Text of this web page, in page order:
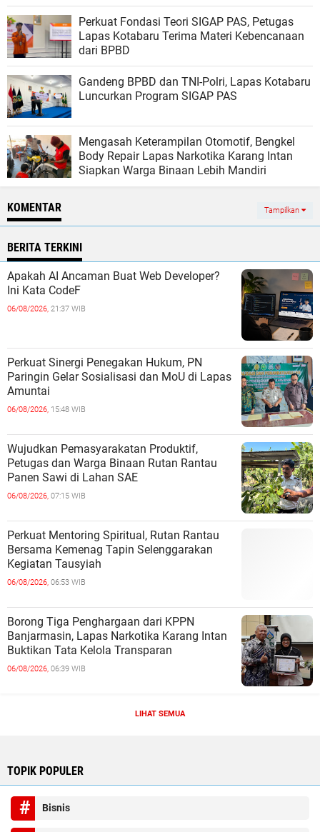
Perkuat Fondasi Teori SIGAP PAS, Petugas
Lapas Kotabaru Terima Materi Kebencanaan
dari BPBD
Gandeng BPBD dan TNI-Polri, Lapas Kotabaru
Luncurkan Program SIGAP PAS
Mengasah Keterampilan Otomotif, Bengkel
Body Repair Lapas Narkotika Karang Intan
Siapkan Warga Binaan Lebih Mandiri
KOMENTAR Tampilkan
BERITA TERKINI
Apakah AI Ancaman Buat Web Developer?
Ini Kata CodeF
06/08/2026, 21:37 WIB
Perkuat Sinergi Penegakan Hukum, PN
Paringin Gelar Sosialisasi dan MoU di Lapas
Amuntai
06/08/2026, 15:48 WIB
Wujudkan Pemasyarakatan Produktif,
Petugas dan Warga Binaan Rutan Rantau
Panen Sawi di Lahan SAE
06/08/2026, 07:15 WIB
Perkuat Mentoring Spiritual, Rutan Rantau
Bersama Kemenag Tapin Selenggarakan
Kegiatan Tausyiah
06/08/2026, 06:53 WIB
Borong Tiga Penghargaan dari KPPN
Banjarmasin, Lapas Narkotika Karang Intan
Buktikan Tata Kelola Transparan
06/08/2026, 06:39 WIB
LIHAT SEMUA
TOPIK POPULER
Bisnis